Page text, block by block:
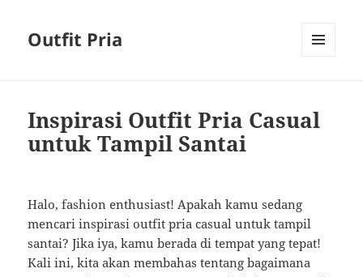
Outfit Pria
Inspirasi Outfit Pria Casual
untuk Tampil Santai
Halo, fashion enthusiast! Apakah kamu sedang
mencari inspirasi outfit pria casual untuk tampil
santai? Jika iya, kamu berada di tempat yang tepat!
Kali ini, kita akan membahas tentang bagaimana